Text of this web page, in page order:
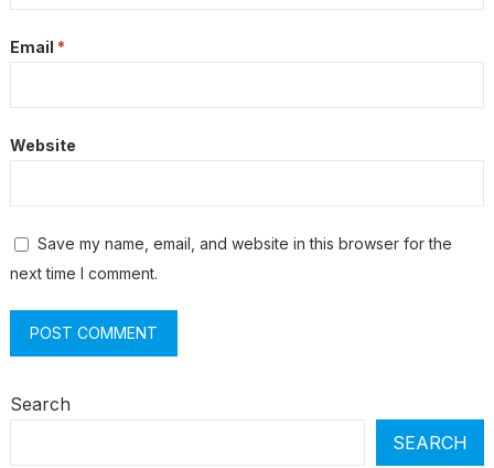
Email *
Website
Save my name, email, and website in this browser for the
next time I comment.
Search
SEARCH